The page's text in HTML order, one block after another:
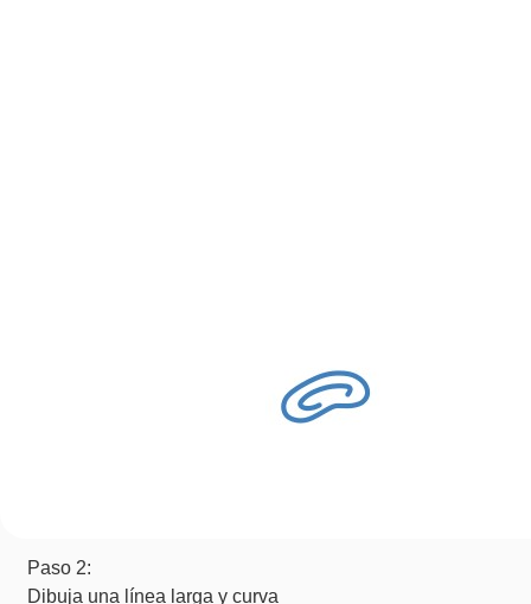
Paso 2:
Dibuja una línea larga y curva